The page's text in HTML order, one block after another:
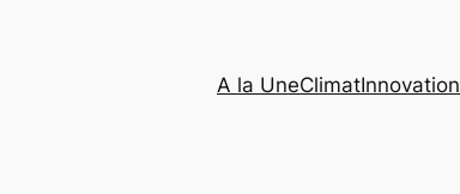
A la UneClimatInnovation